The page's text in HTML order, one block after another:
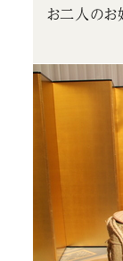
お二人のお